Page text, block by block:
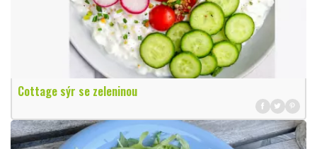
Cottage sýr se zeleninou